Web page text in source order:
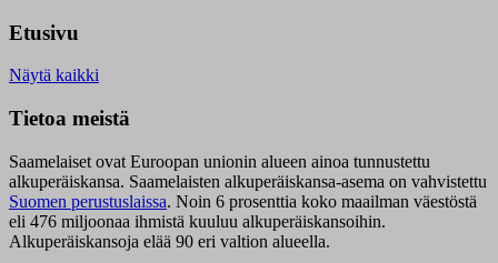
Etusivu
Näytä kaikki
Tietoa meistä
Saamelaiset ovat Euroopan unionin alueen ainoa tunnustettu
alkuperäiskansa. Saamelaisten alkuperäiskansa-asema on vahvistettu
Suomen perustuslaissa. Noin 6 prosenttia koko maailman väestöstä
eli 476 miljoonaa ihmistä kuuluu alkuperäiskansoihin.
Alkuperäiskansoja elää 90 eri valtion alueella.